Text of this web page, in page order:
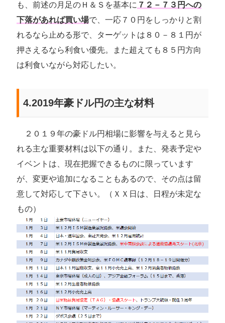
も、前述の月足のＨ＆Ｓを基本に ７２－７３円への
下落があれば買い場で、一応７０円をしっかりと割
れるなら止める形で、ターゲットは８０－８１円が
押さえるなら利食い優先。また超えても８５円方向
は利食いながら対応したい。
4.2019年豪ドル円の主な材料
２０１９年の豪ドル円相場に影響を与えると見ら
れる主な重要材料は以下の通り。また、発表予定や
イベントは、現在把握できるものに限っています
が、変更や追加になることもあるので、その点は留
意して対応して下さい。（ＸＸ日は、日程が未定な
もの）